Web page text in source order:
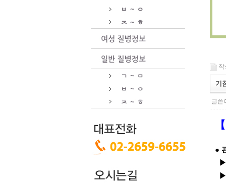
작
기
글쓴
●